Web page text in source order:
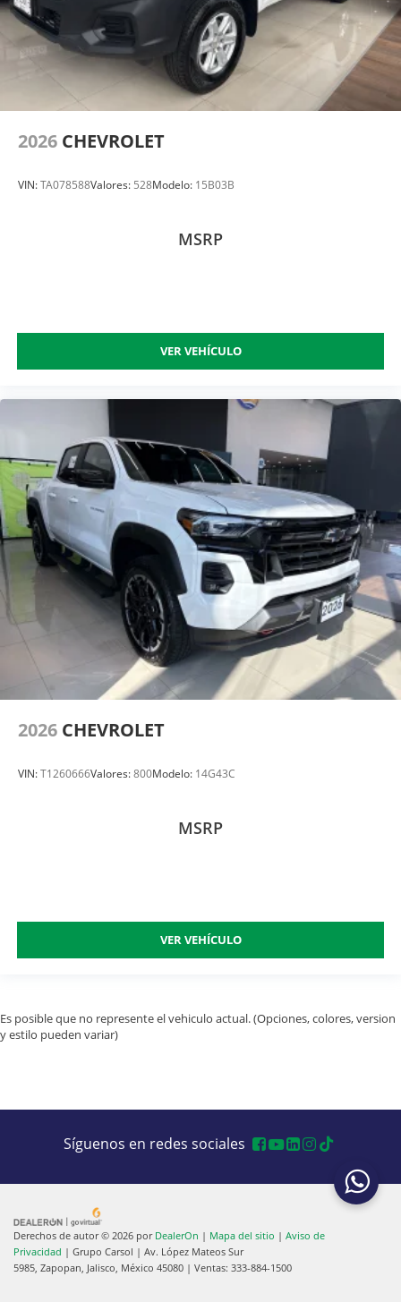
2026 CHEVROLET
VIN:TA078588Valores: 528Modelo: 15B03B
MSRP
VER VEHÍCULO
2026 CHEVROLET
VIN:T1260666Valores:800Modelo: 14G43C
MSRP
VER VEHÍCULO
Es posible que no represente el vehiculo actual. (Opciones, colores, version
y estilo pueden variar)
Síguenos en redes sociales
Derechos de autor © 2026 por DealerOn | Mapa del sitio | Aviso de
Privacidad | Grupo Carsol | Av. López Mateos Sur
5985, Zapopan, Jalisco, México 45080 | Ventas: 333-884-1500